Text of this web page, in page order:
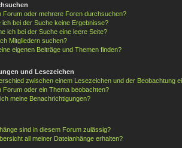
Forum oder mehrere Foren durchsuchen?
ich bei der Suche keine Ergebnisse?
ich bei der Suche eine leere Seite?
Mitgliedern suchen?
eigenen Beiträge und Themen finden?
und Lesezeichen
zwischen einem Lesezeichen und der Beobachtung
Forum oder ein Thema beobachten?
meine Benachrichtigungen?
sind in diesem Forum zulässig?
all meiner Dateianhänge erhalten?